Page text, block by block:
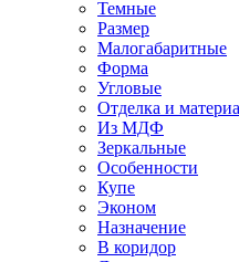
Темные
Размер
Малогабаритные
Форма
Угловые
Отделка и
Из МДФ
Зеркальные
Особенности
Купе
Эконом
Назначение
В коридор